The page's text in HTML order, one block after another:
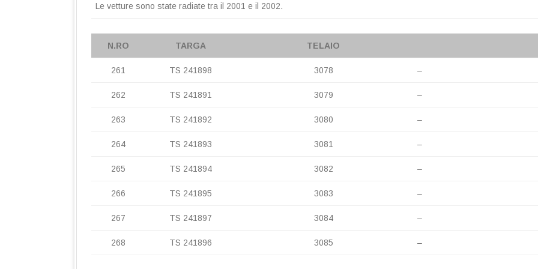
Le vetture sono state radiate tra il 2001 e il 2002.
N.RO TARGA TELAIO
261 TS 241898 3078 –
262 TS 241891 3079 –
263 TS 241892 3080 –
264 TS 241893 3081 –
265 TS 241894 3082 –
266 TS 241895 3083 –
267 TS 241897 3084 –
268 TS 241896 3085 –